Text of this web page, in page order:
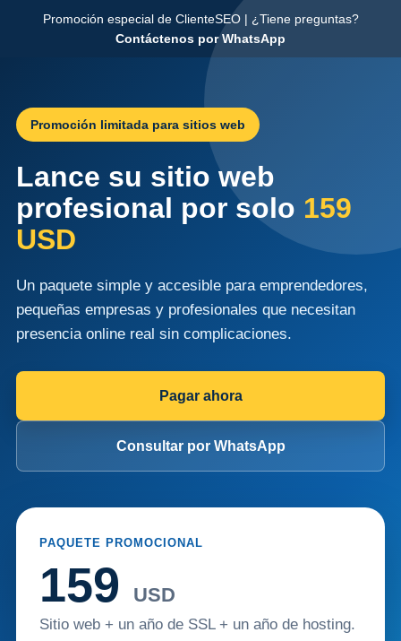
Promoción especial de ClienteSEO | ¿Tiene preguntas?
Contáctenos por WhatsApp
Promoción limitada para sitios web
Lance su sitio web
profesional por solo 159
USD
Un paquete simple y accesible para emprendedores,
pequeñas empresas y profesionales que necesitan
presencia online real sin complicaciones.
Pagar ahora
Consultar por WhatsApp
PAQUETE PROMOCIONAL
159 USD
Sitio web + un año de SSL + un año de hosting.